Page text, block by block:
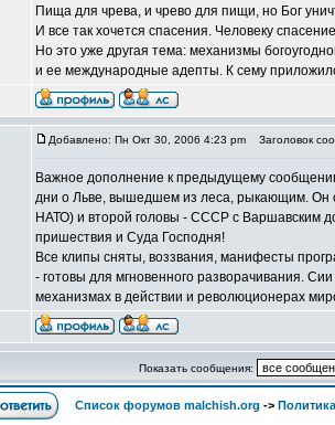
Пища для чрева, и чрево для пищи, но Бог
И все так хочется спасения. Человеку
Но это уже другая тема: механизмы
и ее международные адепты. К сему
Добавлено: Пн Окт 30, 2006 4:23 pm Заголовок
Важное дополнение к предыдущему
дни о Льве, вышедшем из леса, рыкающим. Он
НАТО) и второй головы - СССР с Варшавским
пришествия и Суда Господня!
Все клипы сняты, воззвания, манифесты
- готовы для мгновенного разворачивания.
механизмах в действии и революционерах
Показать сообщения:
Список форумов malchish.org ->